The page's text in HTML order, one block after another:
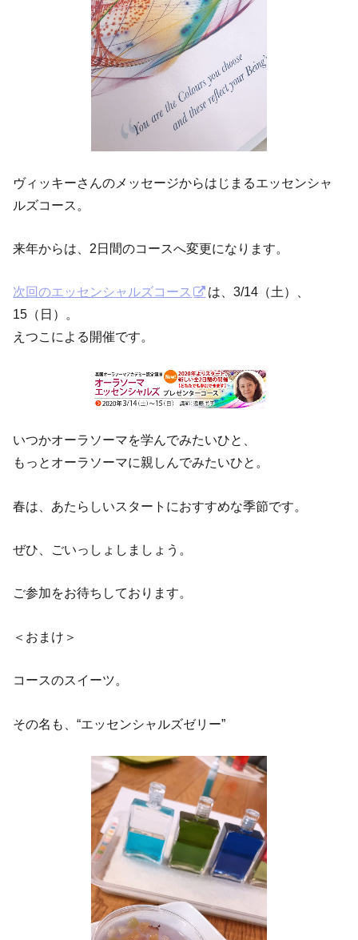
ヴィッキーさんのメッセージからはじまるエッセンシャ
ルズコース。
来年からは、2日間のコースへ変更になります。
次回のエッセンシャルズコース
は、3/14（土）、
15（日）。
えつこによる開催です。
いつかオーラソーマを学んでみたいひと、
もっとオーラソーマに親しんでみたいひと。
春は、あたらしいスタートにおすすめな季節です。
ぜひ、ごいっしょしましょう。
ご参加をお待ちしております。
＜おまけ＞
コースのスイーツ。
その名も、“エッセンシャルズゼリー”